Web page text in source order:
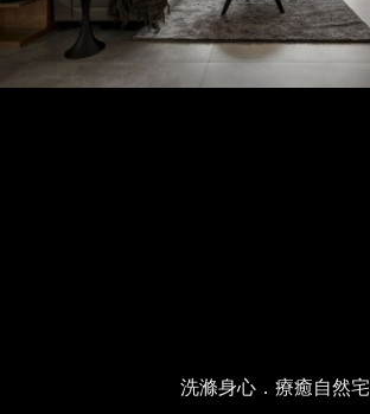
洗滌身心．療癒自然宅